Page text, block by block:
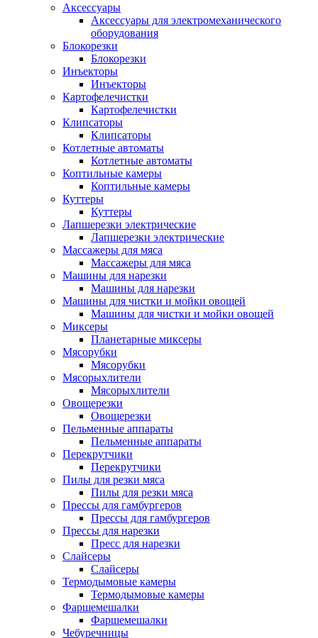
Аксессуары
Аксессуары для электромеханического
оборудования
Блокорезки
Блокорезки
Инъекторы
Инъекторы
Картофелечистки
Картофелечистки
Клипсаторы
Клипсаторы
Котлетные автоматы
Котлетные автоматы
Коптильные камеры
Коптильные камеры
Куттеры
Куттеры
Лапшерезки электрические
Лапшерезки электрические
Массажеры для мяса
Массажеры для мяса
Машины для нарезки
Машины для нарезки
Машины для чистки и мойки овощей
Машины для чистки и мойки овощей
Миксеры
Планетарные миксеры
Мясорубки
Мясорубки
Мясорыхлители
Мясорыхлители
Овощерезки
Овощерезки
Пельменные аппараты
Пельменные аппараты
Перекрутчики
Перекрутчики
Пилы для резки мяса
Пилы для резки мяса
Прессы для гамбургеров
Прессы для гамбургеров
Прессы для нарезки
Пресс для нарезки
Слайсеры
Слайсеры
Термодымовые камеры
Термодымовые камеры
Фаршемешалки
Фаршемешалки
Чебуречницы